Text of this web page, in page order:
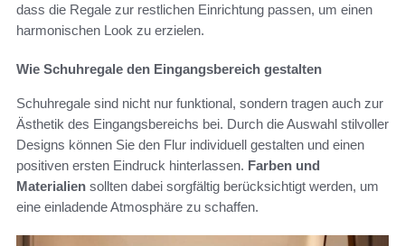
dass die Regale zur restlichen Einrichtung passen, um einen
harmonischen Look zu erzielen.
Wie Schuhregale den Eingangsbereich gestalten
Schuhregale sind nicht nur funktional, sondern tragen auch zur
Ästhetik des Eingangsbereichs bei. Durch die Auswahl stilvoller
Designs können Sie den Flur individuell gestalten und einen
positiven ersten Eindruck hinterlassen. Farben und
Materialien sollten dabei sorgfältig berücksichtigt werden, um
eine einladende Atmosphäre zu schaffen.